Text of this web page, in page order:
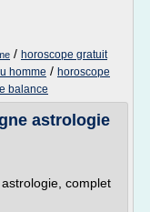
/ horoscope gratuit
homme / horoscope
balance
astrologie
complet